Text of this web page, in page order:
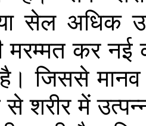
सेल अधिक
मरम्मत कर नई
है। जिससे मानव
से शरीर में